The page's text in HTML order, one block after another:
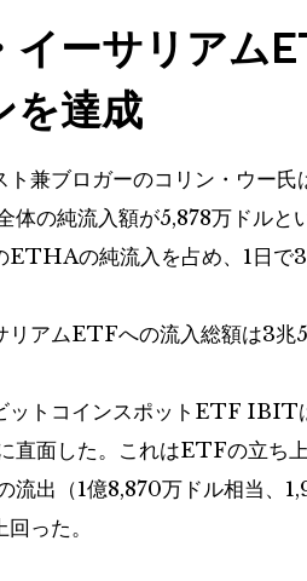
ーサリアム
を達成
兼ブロガーのコリン・ウー
体の純流入額が5,878万ドルと
の純流入を占め、1日で
アムETFへの流入総額は3兆
ットコインスポットETF
直面した。これはETFの立ち
流出（1億8,870万ドル相当、
った。